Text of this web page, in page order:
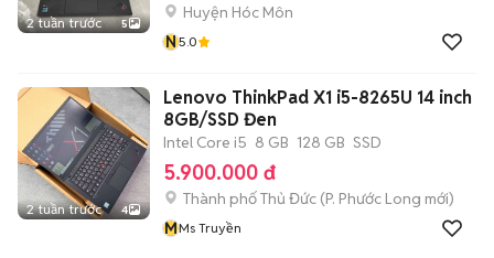
2 tuần trước 5
Huyện Hóc Môn
N5.0
2 tuần trước 4
Lenovo ThinkPad X1 i5-8265U 14 inch
8GB/SSD Đen
Intel Core i5 8 GB 128 GB SSD
5.900.000 đ
Thành phố Thủ Đức (P. Phước Long mới)
MMs Truyền